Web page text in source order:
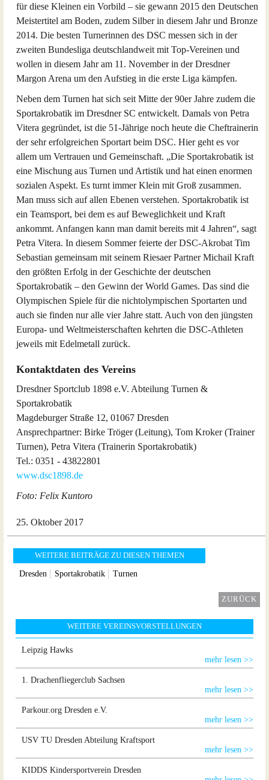
für diese Kleinen ein Vorbild – sie gewann 2015 den Deutschen
Meistertitel am Boden, zudem Silber in diesem Jahr und Bronze
2014. Die besten Turnerinnen des DSC messen sich in der
zweiten Bundesliga deutschlandweit mit Top-Vereinen und
wollen in diesem Jahr am 11. November in der Dresdner
Margon Arena um den Aufstieg in die erste Liga kämpfen.
Neben dem Turnen hat sich seit Mitte der 90er Jahre zudem die
Sportakrobatik im Dresdner SC entwickelt. Damals von Petra
Vitera gegründet, ist die 51-Jährige noch heute die Cheftrainerin
der sehr erfolgreichen Sportart beim DSC. Hier geht es vor
allem um Vertrauen und Gemeinschaft. „Die Sportakrobatik ist
eine Mischung aus Turnen und Artistik und hat einen enormen
sozialen Aspekt. Es turnt immer Klein mit Groß zusammen.
Man muss sich auf allen Ebenen verstehen. Sportakrobatik ist
ein Teamsport, bei dem es auf Beweglichkeit und Kraft
ankommt. Anfangen kann man damit bereits mit 4 Jahren“, sagt
Petra Vitera. In diesem Sommer feierte der DSC-Akrobat Tim
Sebastian gemeinsam mit seinem Riesaer Partner Michail Kraft
den größten Erfolg in der Geschichte der deutschen
Sportakrobatik – den Gewinn der World Games. Das sind die
Olympischen Spiele für die nichtolympischen Sportarten und
auch sie finden nur alle vier Jahre statt. Auch von den jüngsten
Europa- und Weltmeisterschaften kehrten die DSC-Athleten
jeweils mit Edelmetall zurück.
Kontaktdaten des Vereins
Dresdner Sportclub 1898 e.V. Abteilung Turnen &
Sportakrobatik
Magdeburger Straße 12, 01067 Dresden
Ansprechpartner: Birke Tröger (Leitung), Tom Kroker (Trainer
Turnen), Petra Vitera (Trainerin Sportakrobatik)
Tel.: 0351 - 43822801
www.dsc1898.de
Foto: Felix Kuntoro
25. Oktober 2017
WEITERE BEITRÄGE ZU DIESEN THEMEN
Dresden Sportakrobatik Turnen
ZURÜCK
WEITERE VEREINSVORSTELLUNGEN
Leipzig Hawks
mehr lesen >>
1. Drachenfliegerclub Sachsen
mehr lesen >>
Parkour.org Dresden e.V.
mehr lesen >>
USV TU Dresden Abteilung Kraftsport
mehr lesen >>
KIDDS Kindersportverein Dresden